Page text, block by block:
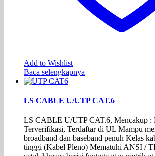
Add to Wishlist
Baca selengkapnya
LS CABLE U/UTP CAT.6
LS CABLE U/UTP CAT.6, Mencakup :
Terverifikasi, Terdaftar di UL Mampu
broadband dan baseband penuh Kelas
tinggi (Kabel Pleno) Mematuhi ANSI /